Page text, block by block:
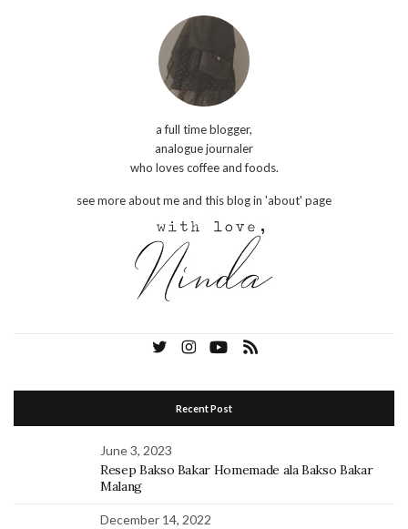
a full time blogger,
analogue journaler
who loves coffee and foods.
see more about me and this blog in 'about' page
Recent Post
June 3, 2023
Resep Bakso Bakar Homemade ala Bakso Bakar
Malang
December 14, 2022